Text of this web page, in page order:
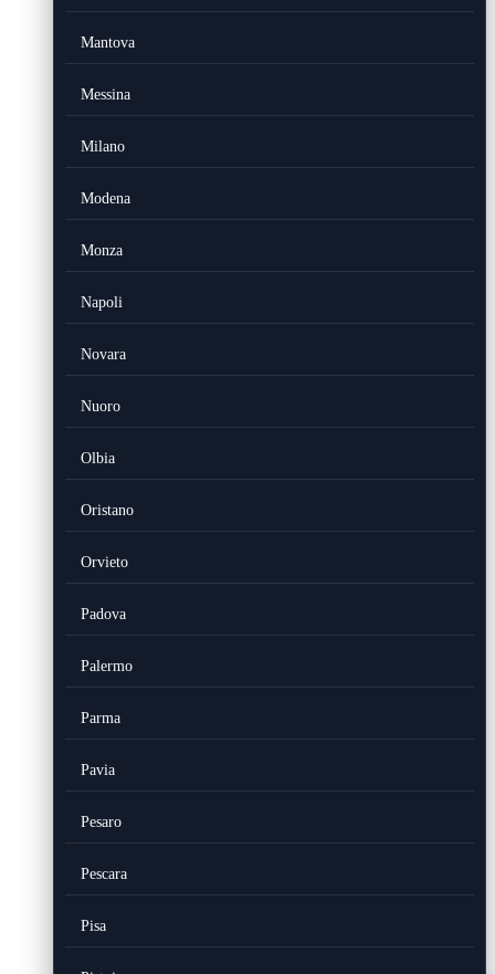
Mantova
Messina
Milano
Modena
Monza
Napoli
Novara
Nuoro
Olbia
Oristano
Orvieto
Padova
Palermo
Parma
Pavia
Pesaro
Pescara
Pisa